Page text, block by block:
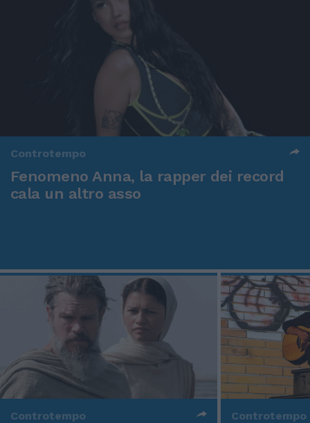
Controtempo
Fenomeno Anna, la rapper dei record
cala un altro asso
Controtempo Controtempo